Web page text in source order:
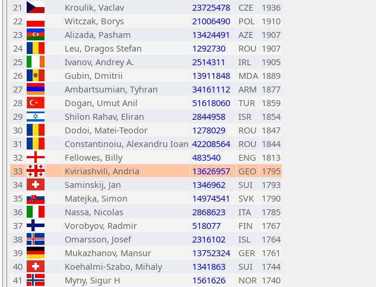
21
Kroulik, Vaclav 23725478 CZE
1936
22
Witczak, Borys 21006490 POL 1910
23
Alizada, Pasham 13424491 AZE
1907
24
Leu, Dragos Stefan 1292730 ROU 1907
25
Ivanov, Andrey A. 2514311 IRL
1905
26
Gubin, Dmitrii 13911848 MDA 1889
27
Ambartsumian, Tyhran 34161112 ARM 1877
28
Dogan, Umut Anil 51618060 TUR 1859
29
Shilon Rahav, Eliran 2844958 ISR
1854
30
Dodoi, Matei-Teodor 1278029 ROU 1847
31
Constantinoiu, Alexandru Ioan 42208564 ROU 1844
32
Fellowes, Billy 483540 ENG 1813
33
Kviriashvili, Andria 13626957 GEO 1795
34
Saminskij, Jan 1346962 SUI
1793
35
Matejka, Simon 14974541 SVK
1790
36
Nassa, Nicolas 2868623 ITA
1785
37
Vorobyov, Radmir 518077 FIN
1767
38
Omarsson, Josef 2316102 ISL
1764
39
Mukazhanov, Mansur 13752324 GER 1761
40
Koehalmi-Szabo, Mihaly 1341863 SUI
1744
41
Myny, Sigur H 1561626 NOR 1740